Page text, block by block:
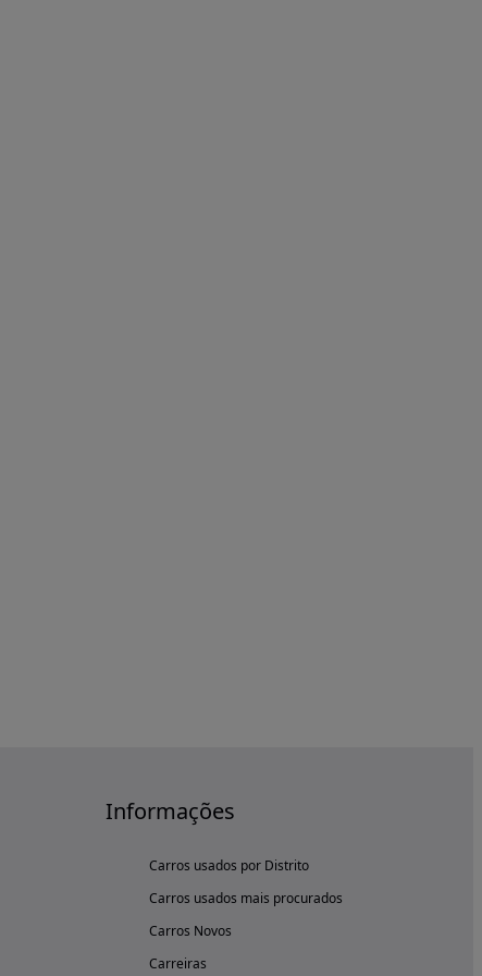
Informações
Carros usados por Distrito
Carros usados mais procurados
Carros Novos
Carreiras